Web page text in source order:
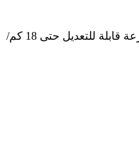
يوفر جهاز المشي الكهربائي Volksgym P-83i+ تجربة تمارين احترافية مع محرك بقوة 3.5 حصان وشاشة لمس 10.1 بوصة تدعم الواي فاي. يتميز بنظام امتصاص صدمات متطور، سرعة قابلة للتعديل حتى 18 كم/